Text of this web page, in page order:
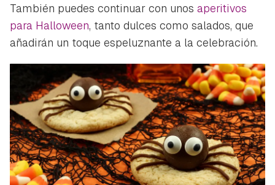
También puedes continuar con unos aperitivos
para Halloween, tanto dulces como salados, que
añadirán un toque espeluznante a la celebración.